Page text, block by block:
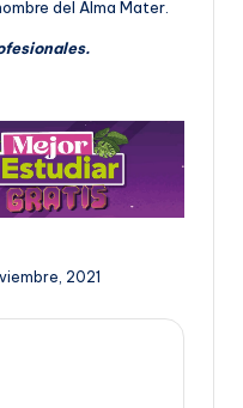
del Alma Mater.
2021